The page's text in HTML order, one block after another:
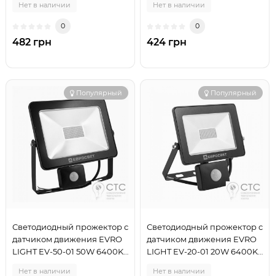
Нет в наличии
0
482 грн
Нет в наличии
0
424 грн
Популярный
Светодиодный прожектор с
датчиком движения EVRO
LIGHT EV-50-01 50W 6400K
Нет в наличии
Популярный
Светодиодный прожектор с
датчиком движения EVRO
LIGHT EV-20-01 20W 6400K
Нет в наличии